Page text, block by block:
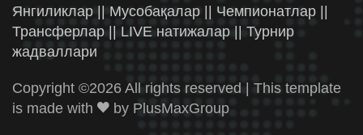
Янгиликлар || Мусобақалар || Чемпионатлар ||
Трансферлар || LIVE натижалар || Турнир
жадваллари
Copyright ©2026 All rights reserved | This template
is made with
by PlusMaxGroup